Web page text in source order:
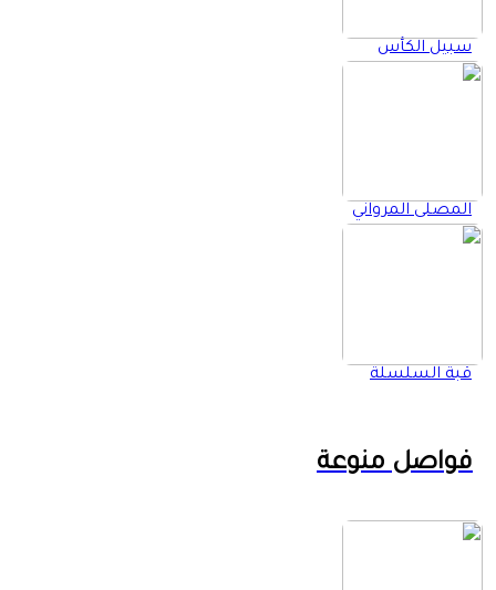
سبيل الكأس
المصلى المرواني
قبة السلسلة
فواصل منوعة
إغلاق